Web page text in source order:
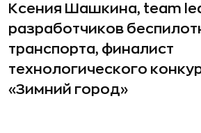
Ксения Шашкина, team
разработчиков
транспорта, финалист
технологического
«Зимний город»